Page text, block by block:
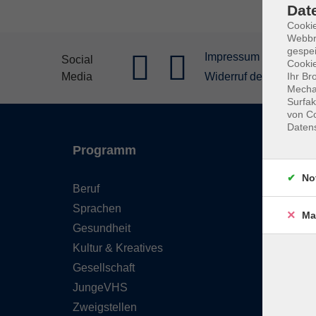
Social
Media
Impressum
Widerruf der Buchung
Programm
Beruf
Sprachen
Gesundheit
Kultur & Kreatives
Gesellschaft
JungeVHS
Zweigstellen
FAQ
Ihr
von